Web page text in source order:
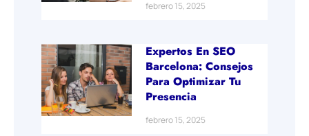
febrero 15, 2025
Expertos En SEO
Barcelona: Consejos
Para Optimizar Tu
Presencia
febrero 15, 2025